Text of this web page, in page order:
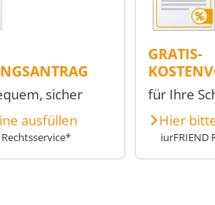
sicher
ausfüllen
Rechtsservice*
GRATIS-
für Ihre
Hier
iurFRIEND